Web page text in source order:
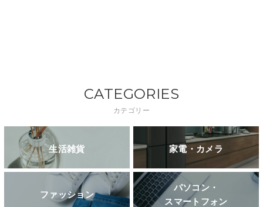
CATEGORIES
カテゴリー
生活雑貨 家電・カメラ
ファッション
パソコン・
スマートフォン